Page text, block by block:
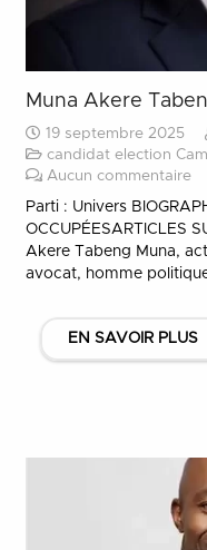
Muna Akere
19 septembre 2025
candidat election
Aucun commentaire
Parti : Univers
OCCUPÉESARTICLES
Akere Tabeng Muna,
avocat, homme
EN SAVOIR PLUS